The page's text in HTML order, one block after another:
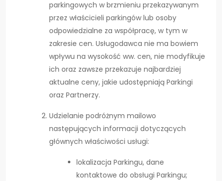
parkingowych w brzmieniu przekazywanym
przez właścicieli parkingów lub osoby
odpowiedzialne za współpracę, w tym w
zakresie cen. Usługodawca nie ma bowiem
wpływu na wysokość ww. cen, nie modyfikuje
ich oraz zawsze przekazuje najbardziej
aktualne ceny, jakie udostępniają Parkingi
oraz Partnerzy.
Udzielanie podróżnym mailowo
następujących informacji dotyczących
głównych właściwości usługi:
lokalizacja Parkingu, dane
kontaktowe do obsługi Parkingu;